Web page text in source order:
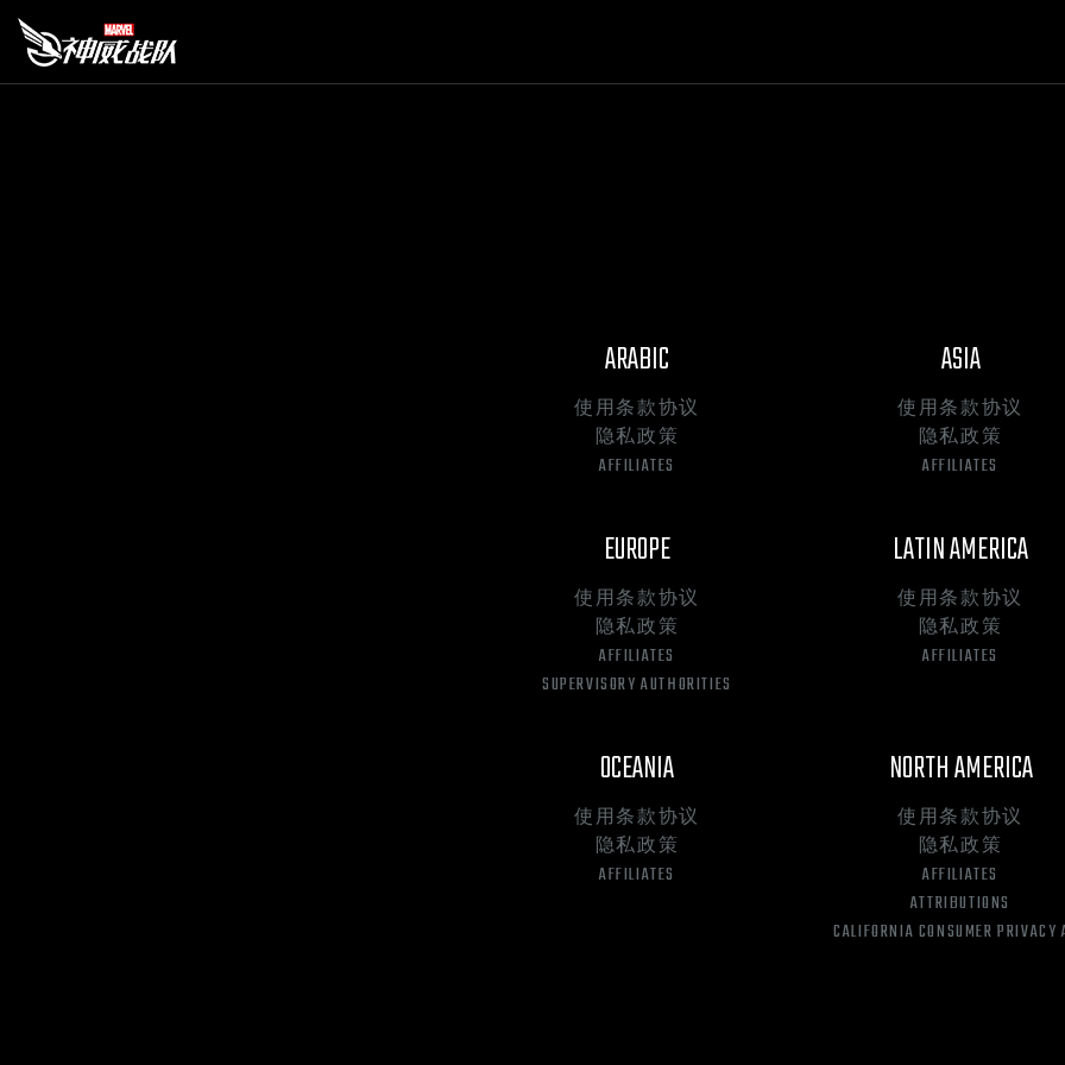
ARABIC
使用条款协议
隐私政策
AFFILIATES
ASIA
使用条款协议
隐私政策
AFFILIATES
EUROPE
使用条款协议
隐私政策
AFFILIATES
SUPERVISORY AUTHORITIES
LATIN AMERICA
使用条款协议
隐私政策
AFFILIATES
OCEANIA
使用条款协议
隐私政策
AFFILIATES
NORTH AMERICA
使用条款协议
隐私政策
AFFILIATES
ATTRIBUTIONS
CALIFORNIA CONSUMER PRIVACY